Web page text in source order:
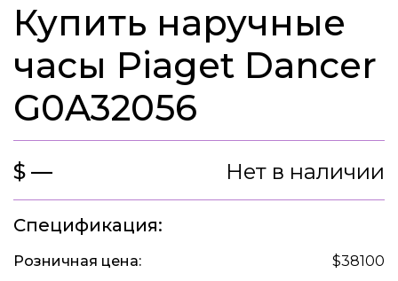
Купить наручные
часы Piaget Dancer
G0A32056
$ — Нет в наличии
Спецификация:
Розничная цена:
$38100